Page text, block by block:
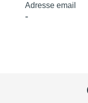
Adresse email
-